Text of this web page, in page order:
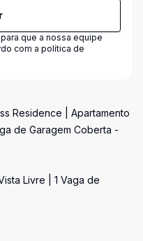
que a nossa equipe
com a política de
Residence | Apartamento
de Garagem Coberta -
Livre | 1 Vaga de